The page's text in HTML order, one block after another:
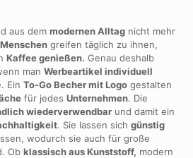
aus dem modernen Alltag nicht mehr
greifen täglich zu ihnen,
Kaffee genießen. Genau deshalb
man Werbeartikel individuell
Ein To-Go Becher mit Logo gestalten
für jedes Unternehmen. Die
wiederverwendbar und damit ein
. Sie lassen sich günstig
wodurch sie auch für große
Ob klassisch aus Kunststoff, modern